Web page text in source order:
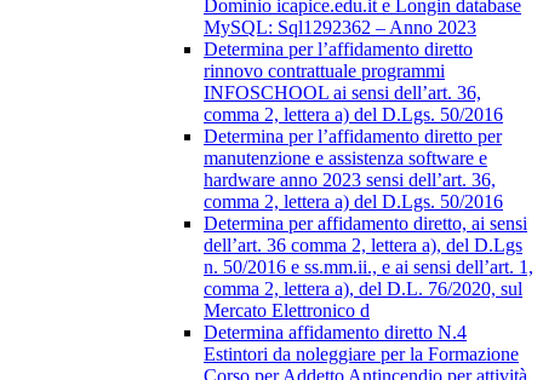
Dominio icapice.edu.it e Longin database
MySQL: Sql1292362 – Anno 2023
Determina per l’affidamento diretto
rinnovo contrattuale programmi
INFOSCHOOL ai sensi dell’art. 36,
comma 2, lettera a) del D.Lgs. 50/2016
Determina per l’affidamento diretto per
manutenzione e assistenza software e
hardware anno 2023 sensi dell’art. 36,
comma 2, lettera a) del D.Lgs. 50/2016
Determina per affidamento diretto, ai sensi
dell’art. 36 comma 2, lettera a), del D.Lgs
n. 50/2016 e ss.mm.ii., e ai sensi dell’art. 1,
comma 2, lettera a), del D.L. 76/2020, sul
Mercato Elettronico d
Determina affidamento diretto N.4
Estintori da noleggiare per la Formazione